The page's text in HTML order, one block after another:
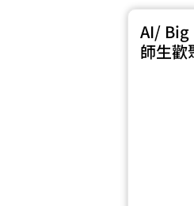
AI/ Big
師生歡